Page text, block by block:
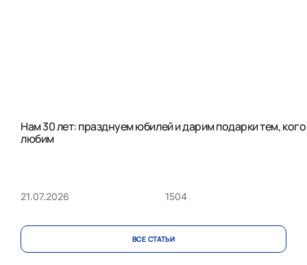
Нам 30 лет: празднуем юбилей и дарим подарки тем, кого
любим
21.07.2026 1504
ВСЕ CТАТЬИ